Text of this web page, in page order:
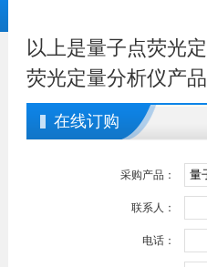
以上是量子点荧光
荧光定量分析仪产
在线订购
采购产品：
联系人：
电话：